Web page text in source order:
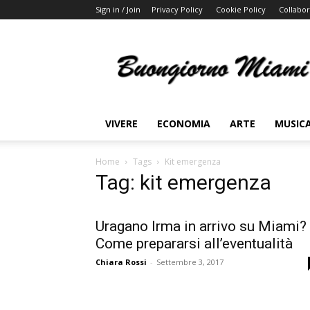
Sign in / Join Privacy Policy Cookie Policy
Miami
VIVERE ECONOMIA ARTE
Home Tags Kit emergenza
Tag: kit emergenza
Uragano Irma in arrivo su Miami?
Come prepararsi all’eventualità
Chiara Rossi - Settembre 3, 2017